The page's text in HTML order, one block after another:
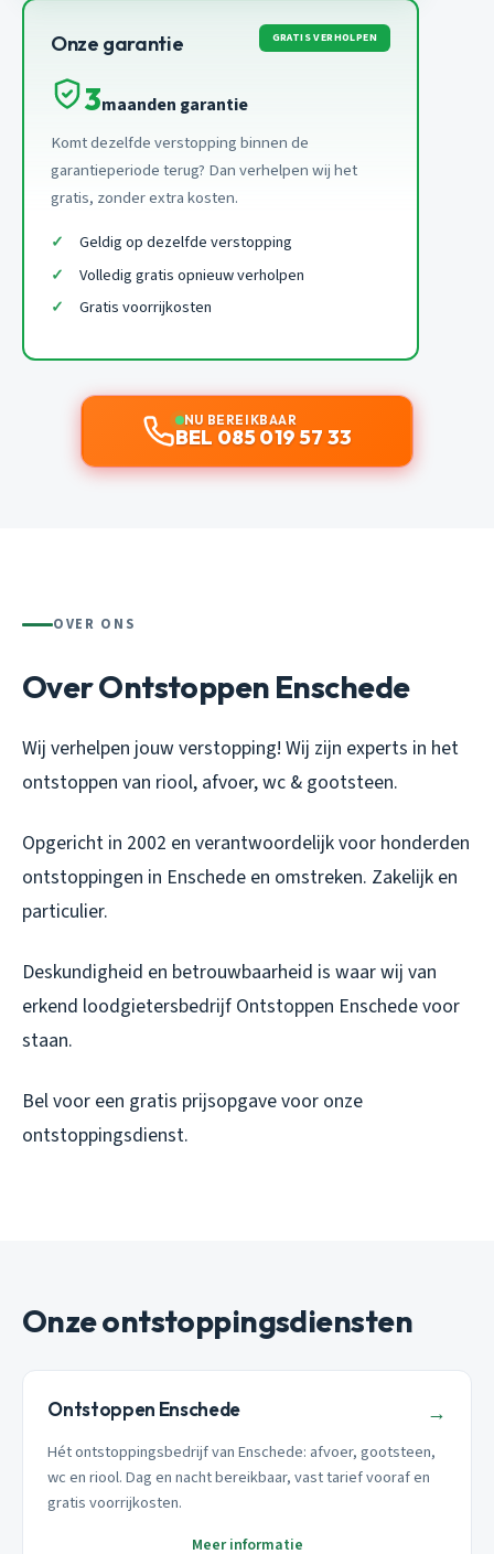
Onze garantie GRATIS VERHOLPEN
3maanden garantie
Komt dezelfde verstopping binnen de
garantieperiode terug? Dan verhelpen wij het
gratis, zonder extra kosten.
Geldig op dezelfde verstopping
Volledig gratis opnieuw verholpen
Gratis voorrijkosten
NU BEREIKBAAR
BEL 085 019 57 33
OVER ONS
Over Ontstoppen Enschede
Wij verhelpen jouw verstopping! Wij zijn experts in het
ontstoppen van riool, afvoer, wc & gootsteen.
Opgericht in 2002 en verantwoordelijk voor honderden
ontstoppingen in Enschede en omstreken. Zakelijk en
particulier.
Deskundigheid en betrouwbaarheid is waar wij van
erkend loodgietersbedrijf Ontstoppen Enschede voor
staan.
Bel voor een gratis prijsopgave voor onze
ontstoppingsdienst.
Onze ontstoppingsdiensten
Ontstoppen Enschede →
Hét ontstoppingsbedrijf van Enschede: afvoer, gootsteen,
wc en riool. Dag en nacht bereikbaar, vast tarief vooraf en
gratis voorrijkosten.
Meer informatie